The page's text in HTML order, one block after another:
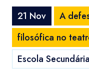
21 Nov
A
filosófica no
Escola